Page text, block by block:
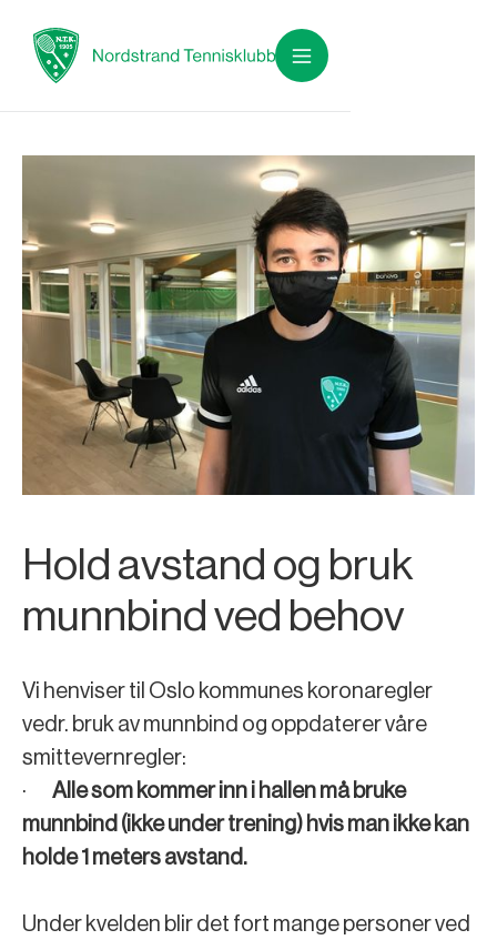
Hold avstand og bruk
munnbind ved behov
Vi henviser til Oslo kommunes koronaregler
vedr. bruk av munnbind og oppdaterer våre
smittevernregler:
· Alle som kommer inn i hallen må bruke
munnbind (ikke under trening) hvis man ikke kan
holde 1 meters avstand.
Under kvelden blir det fort mange personer ved